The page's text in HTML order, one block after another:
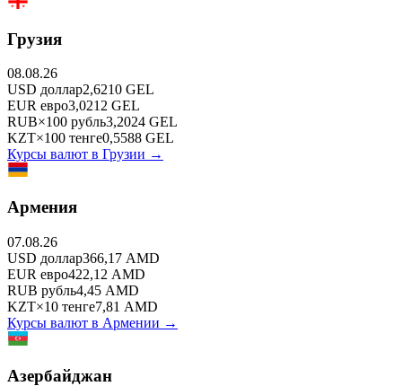
Грузия
08.08.26
USD доллар2,6210 GEL
EUR евро3,0212 GEL
RUB×100 рубль3,2024 GEL
KZT×100 тенге0,5588 GEL
Курсы валют в Грузии →
Армения
07.08.26
USD доллар366,17 AMD
EUR евро422,12 AMD
RUB рубль4,45 AMD
KZT×10 тенге7,81 AMD
Курсы валют в Армении →
Азербайджан